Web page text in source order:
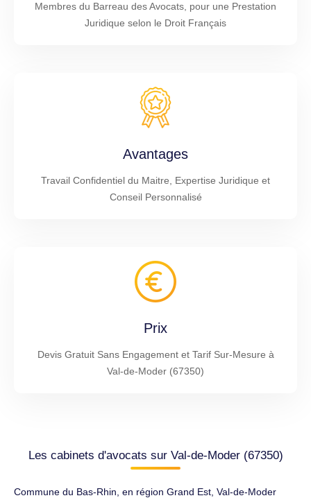
Membres du Barreau des Avocats, pour une Prestation
Juridique selon le Droit Français
Avantages
Travail Confidentiel du Maitre, Expertise Juridique et
Conseil Personnalisé
Prix
Devis Gratuit Sans Engagement et Tarif Sur-Mesure à
Val-de-Moder (67350)
Les cabinets d'avocats sur Val-de-Moder (67350)
Commune du Bas-Rhin, en région Grand Est, Val-de-Moder